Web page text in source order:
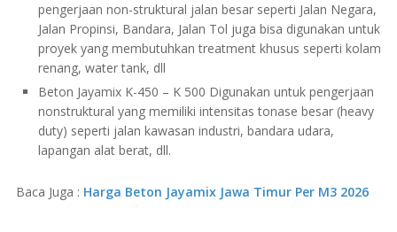
pengerjaan non-struktural jalan besar seperti Jalan Negara,
Jalan Propinsi, Bandara, Jalan Tol juga bisa digunakan untuk
proyek yang membutuhkan treatment khusus seperti kolam
renang, water tank, dll
Beton Jayamix K-450 – K 500 Digunakan untuk pengerjaan
nonstruktural yang memiliki intensitas tonase besar (heavy
duty) seperti jalan kawasan industri, bandara udara,
lapangan alat berat, dll.
Baca Juga : Harga Beton Jayamix Jawa Timur Per M3 2026